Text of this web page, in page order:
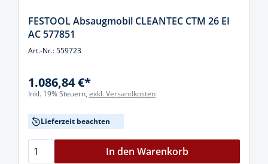
FESTOOL Absaugmobil CLEANTEC CTM 26 EI
AC 577851
Art.-Nr.: 559723
1.086,84 €*
Inkl. 19% Steuern, exkl. Versandkosten
Lieferzeit beachten
In den Warenkorb